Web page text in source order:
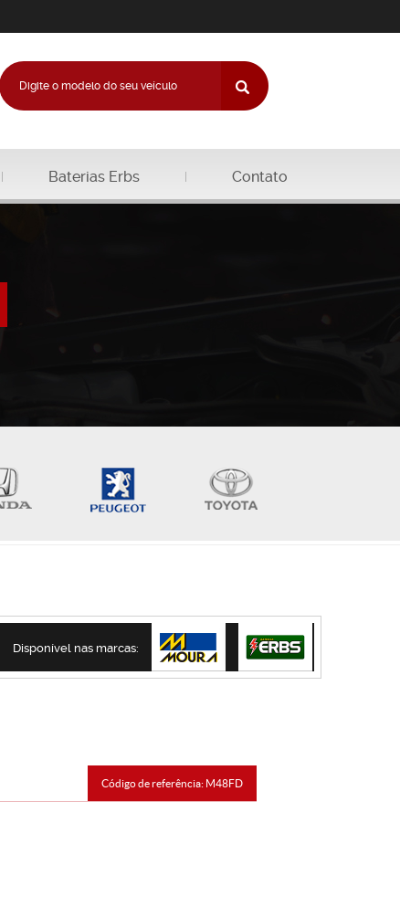
Baterias Erbs Contato
Disponível nas marcas:
Código de referência: M48FD